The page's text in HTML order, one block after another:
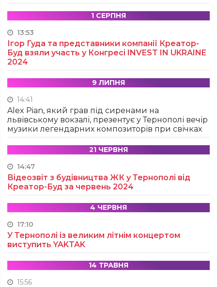
1 СЕРПНЯ
13:53
Ігор Гуда та представники компанії Креатор-
Буд взяли участь у Конгресі INVEST IN UKRAINE
2024
9 ЛИПНЯ
14:41
Alex Pian, який грав під сиренами на
львівському вокзалі, презентує у Тернополі вечір
музики легендарних композиторів при свічках
21 ЧЕРВНЯ
14:47
Відеозвіт з будівництва ЖК у Тернополі від
Креатор-Буд за червень 2024
4 ЧЕРВНЯ
17:10
У Тернополі із великим літнім концертом
виступить YAKTAK
14 ТРАВНЯ
15:56